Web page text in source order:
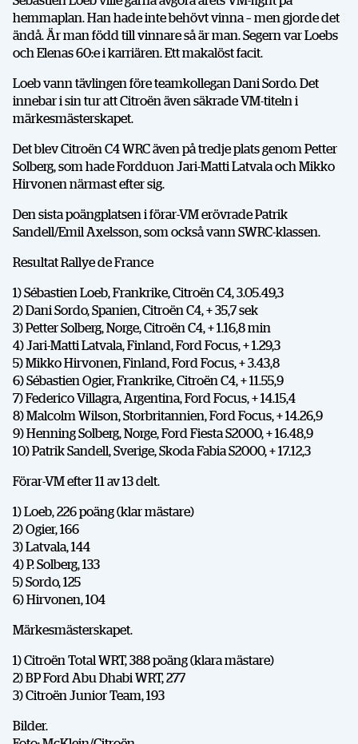
hemmaplan. Han hade inte behövt vinna – men gjorde det
ändå. Är man född till vinnare så är man. Segern var Loebs
och Elenas 60:e i karriären. Ett makalöst facit.
Loeb vann tävlingen före teamkollegan Dani Sordo. Det
innebar i sin tur att Citroën även säkrade VM-titeln i
märkesmästerskapet.
Det blev Citroën C4 WRC även på tredje plats genom Petter
Solberg, som hade Fordduon Jari-Matti Latvala och Mikko
Hirvonen närmast efter sig.
Den sista poängplatsen i förar-VM erövrade Patrik
Sandell/Emil Axelsson, som också vann SWRC-klassen.
Resultat Rallye de France
1) Sébastien Loeb, Frankrike, Citroën C4, 3.05.49,3
2) Dani Sordo, Spanien, Citroën C4, + 35,7 sek
3) Petter Solberg, Norge, Citroën C4, + 1.16,8 min
4) Jari-Matti Latvala, Finland, Ford Focus, + 1.29,3
5) Mikko Hirvonen, Finland, Ford Focus, + 3.43,8
6) Sébastien Ogier, Frankrike, Citroën C4, + 11.55,9
7) Federico Villagra, Argentina, Ford Focus, + 14.15,4
8) Malcolm Wilson, Storbritannien, Ford Focus, + 14.26,9
9) Henning Solberg, Norge, Ford Fiesta S2000, + 16.48,9
10) Patrik Sandell, Sverige, Skoda Fabia S2000, + 17.12,3
Förar-VM efter 11 av 13 delt.
1) Loeb, 226 poäng (klar mästare)
2) Ogier, 166
3) Latvala, 144
4) P. Solberg, 133
5) Sordo, 125
6) Hirvonen, 104
Märkesmästerskapet.
1) Citroën Total WRT, 388 poäng (klara mästare)
2) BP Ford Abu Dhabi WRT, 277
3) Citroën Junior Team, 193
Bilder.
DELA